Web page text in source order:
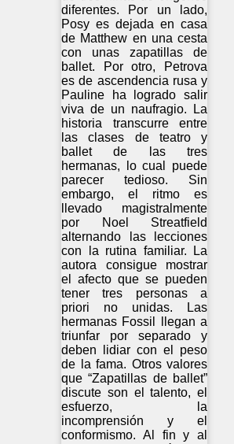
diferentes. Por un lado,
Posy es dejada en casa
de Matthew en una cesta
con unas zapatillas de
ballet. Por otro, Petrova
es de ascendencia rusa y
Pauline ha logrado salir
viva de un naufragio. La
historia transcurre entre
las clases de teatro y
ballet de las tres
hermanas, lo cual puede
parecer tedioso. Sin
embargo, el ritmo es
llevado magistralmente
por Noel Streatfield
alternando las lecciones
con la rutina familiar. La
autora consigue mostrar
el afecto que se pueden
tener tres personas a
priori no unidas. Las
hermanas Fossil llegan a
triunfar por separado y
deben lidiar con el peso
de la fama. Otros valores
que “Zapatillas de ballet”
discute son el talento, el
esfuerzo, la
incomprensión y el
conformismo. Al fin y al